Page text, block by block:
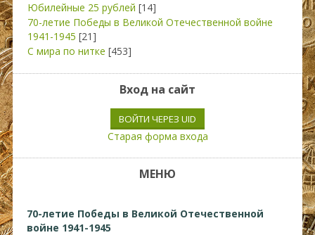
Юбилейные 25 рублей [14]
70-летие Победы в Великой Отечественной войне
1941-1945 [21]
С мира по нитке [453]
Вход на сайт
ВОЙТИ ЧЕРЕЗ UID
Старая форма входа
МЕНЮ
70-летие Победы в Великой Отечественной
войне 1941-1945